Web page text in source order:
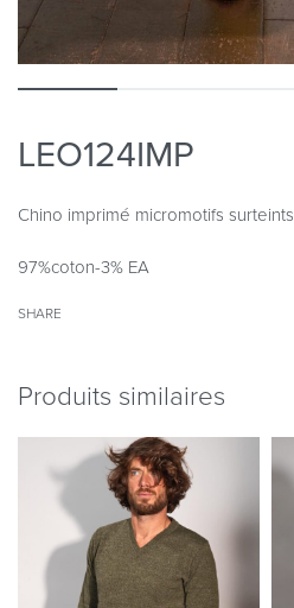
LEO124IMP
Chino imprimé micromotifs surteints
97%coton-3% EA
SHARE
Produits similaires